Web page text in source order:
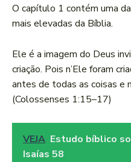
O capítulo 1 contém uma
mais elevadas da Bíblia.
Ele é a imagem do Deus
criação. Pois n’Ele foram
antes de todas as coisas e
(Colossenses 1:15–17)
VEJA Estudo bíblico
Isaías 58